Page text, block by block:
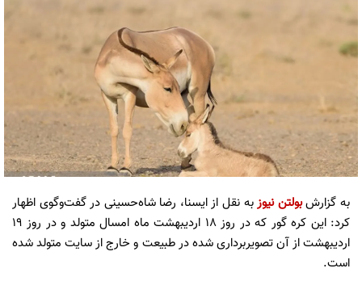
به گزارشبولتن نیوز به نقل از ایسنا، رضا شاه‌حسینی در گفت‌وگوی اظهار
کرد: این کره گور که در روز ۱۸ اردیبهشت ماه امسال متولد و در روز ۱۹
اردیبهشت از آن تصویربرداری شده در طبیعت و خارج از سایت متولد شده
است.